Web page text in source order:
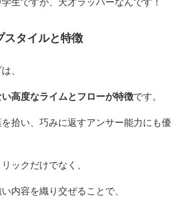
スタイルと特徴
、
高度なライムとフローが特徴です。
拾い、巧みに返すアンサー能力にも優
ックだけでなく、
内容を織り交ぜることで、